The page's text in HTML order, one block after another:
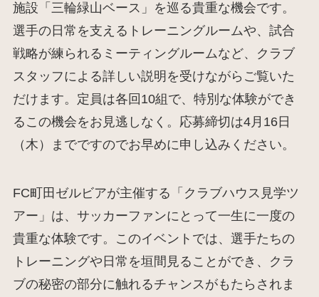
施設「三輪緑山ベース」を巡る貴重な機会です。
選手の日常を支えるトレーニングルームや、試合
戦略が練られるミーティングルームなど、クラブ
スタッフによる詳しい説明を受けながらご覧いた
だけます。定員は各回10組で、特別な体験ができ
るこの機会をお見逃しなく。応募締切は4月16日
（木）までですのでお早めに申し込みください。
FC町田ゼルビアが主催する「クラブハウス見学ツ
アー」は、サッカーファンにとって一生に一度の
貴重な体験です。このイベントでは、選手たちの
トレーニングや日常を垣間見ることができ、クラ
ブの秘密の部分に触れるチャンスがもたらされま